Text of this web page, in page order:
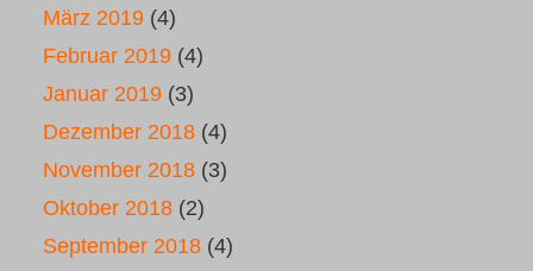
März 2019 (4)
Februar 2019 (4)
Januar 2019 (3)
Dezember 2018 (4)
November 2018 (3)
Oktober 2018 (2)
September 2018 (4)